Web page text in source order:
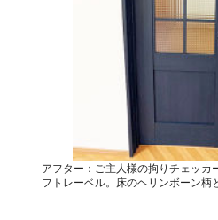
アフター：ご主人様の拘りチェッカ
フトレーベル。床のヘリンボーン柄